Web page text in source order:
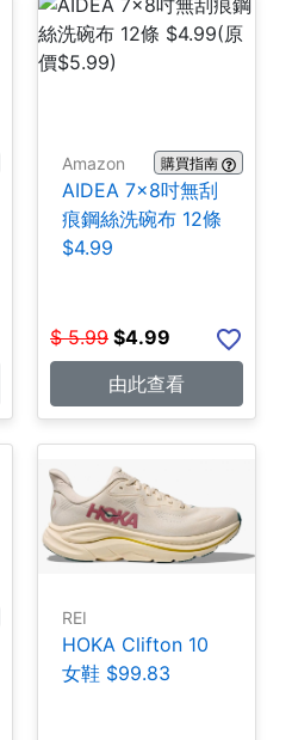
Amazon 購買指南
AIDEA 7×8吋無刮
痕鋼絲洗碗布 12條
$4.99
$ 5.99 $4.99
由此查看
REI
HOKA Clifton 10
女鞋 $99.83